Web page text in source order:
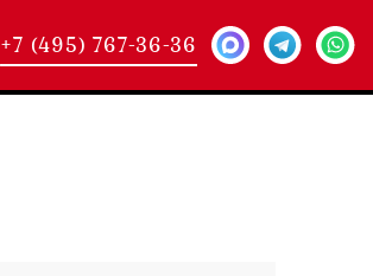
+7 (495) 767-36-36